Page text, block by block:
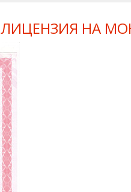
ЛИЦЕНЗИЯ НА